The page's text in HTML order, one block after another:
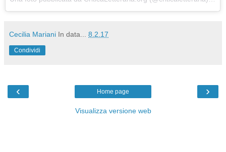
Cecilia Mariani In data... 8.2.17
Condividi
‹ ›
Home page
Visualizza versione web